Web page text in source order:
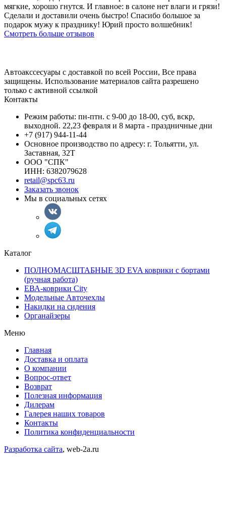
мягкие, хорошо гнутся. И главное: в салоне нет влаги и грязи!
Сделали и доставили очень быстро! Спасибо большое за
подарок мужу к празднику! Юрий просто волшебник!
Смотреть больше отзывов
Автоакссесуары с доставкой по всей России, Все права
защищены. Использование материалов сайта разрешено
только с активной ссылкой
Контакты
Режим работы: пн-птн. с 9-00 до 18-00, суб, вскр,
выходной. 22,23 февраля и 8 марта - праздничные дни
+7 (917) 944-11-44
Основное производство по адресу: г. Тольятти, ул.
Заставная, 32Т
ООО "СПК"
ИНН: 6382079628
retail@spc63.ru
Заказать звонок
Мы в социальных сетях
Каталог
ПОЛНОМАСШТАБНЫЕ 3D EVA коврики с бортами
(ручная работа)
ЕВА-коврики City
Модельные Авточехлы
Накидки на сидения
Органайзеры
Меню
Главная
Доставка и оплата
О компании
Вопрос-ответ
Возврат
Полезная информация
Дилерам
Галерея наших товаров
Контакты
Политика конфиденциальности
Разработка сайта, web-2a.ru